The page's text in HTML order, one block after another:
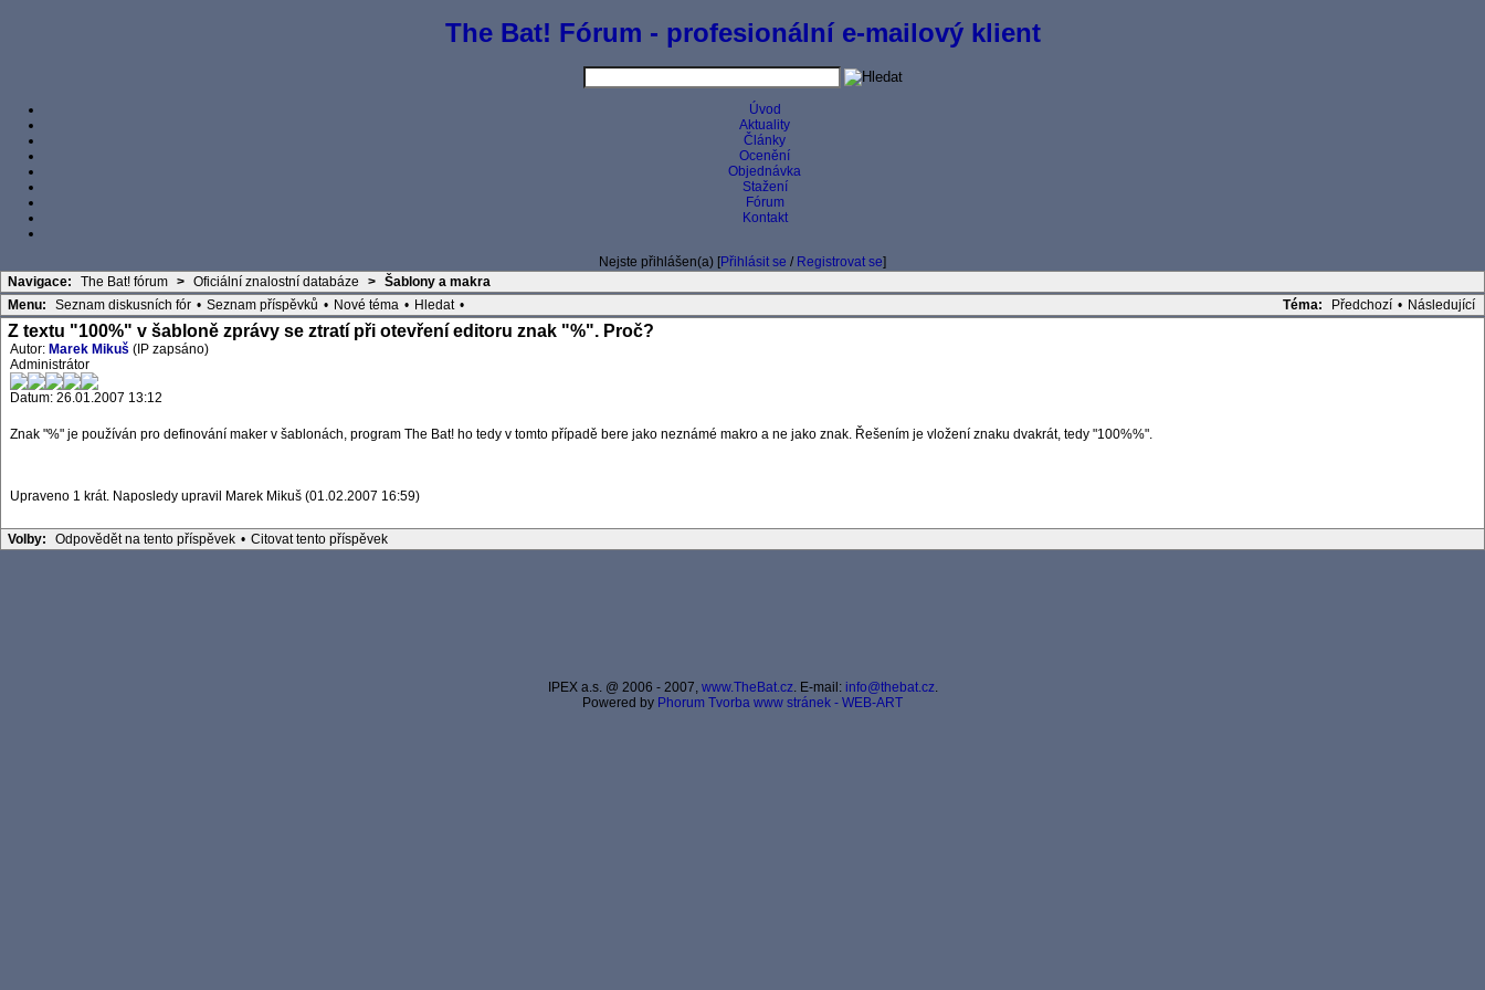
The Bat! Fórum - profesionální e-mailový klient
Úvod
Aktuality
Články
Ocenění
Objednávka
Stažení
Fórum
Kontakt
Nejste přihlášen(a) [Přihlásit se / Registrovat se]
Navigace:
The Bat! fórum > Oficiální znalostní databáze > Šablony a makra
Téma:
Předchozí • Následující
Menu: Seznam diskusních fór • Seznam příspěvků • Nové téma • Hledat •
Z textu "100%" v šabloně zprávy se ztratí při otevření editoru znak "%". Proč?
Autor: Marek Mikuš (IP zapsáno)
Administrátor
Datum: 26.01.2007 13:12
Znak "%" je používán pro definování maker v šablonách, program The Bat! ho tedy v tomto případě bere jako neznámé makro a ne jako znak. Řešením je vložení znaku dvakrát, tedy "100%%".
Upraveno 1 krát. Naposledy upravil Marek Mikuš (01.02.2007 16:59)
Volby: Odpovědět na tento příspěvek • Citovat tento příspěvek
IPEX a.s. @ 2006 - 2007, www.TheBat.cz. E-mail: info@thebat.cz.
Powered by Phorum Tvorba www stránek - WEB-ART